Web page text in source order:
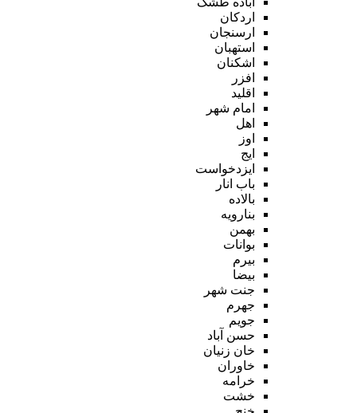
اردکان
ارسنجان
استهبان
اشکنان
افزر
اقلید
امام شهر
اهل
اوز
ایج
ایزدخواست
باب انار
بالاده
بنارویه
بهمن
بوانات
بیرم
بیضا
جنت شهر
جهرم
جویم
حسن آباد
خان زنیان
خاوران
خرامه
خشت